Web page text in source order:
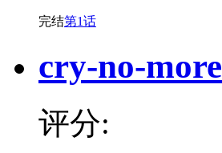
完结第1话
cry-no-more
评分: